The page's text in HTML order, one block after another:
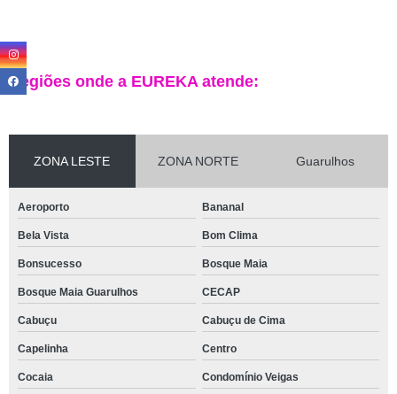
Regiões onde a EUREKA atende:
ZONA LESTE ZONA NORTE Guarulhos
Aeroporto Bananal
Bela Vista Bom Clima
Bonsucesso Bosque Maia
Bosque Maia Guarulhos CECAP
Cabuçu Cabuçu de Cima
Capelinha Centro
Cocaia Condomínio Veigas